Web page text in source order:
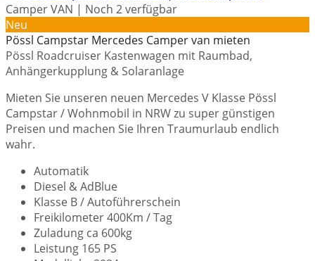
Camper VAN | Noch 2 verfügbar
Neu
Pössl Campstar Mercedes Camper van mieten
Pössl Roadcruiser Kastenwagen mit Raumbad,
Anhängerkupplung & Solaranlage
Mieten Sie unseren neuen Mercedes V Klasse Pössl
Campstar / Wohnmobil in NRW zu super günstigen
Preisen und machen Sie Ihren Traumurlaub endlich
wahr.
Automatik
Diesel & AdBlue
Klasse B / Autoführerschein
Freikilometer 400Km / Tag
Zuladung ca 600kg
Leistung 165 PS